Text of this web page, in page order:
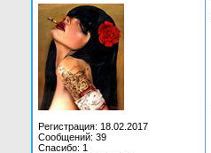
Регистрация: 18.02.2017
Сообщений: 39
Спасибо: 1